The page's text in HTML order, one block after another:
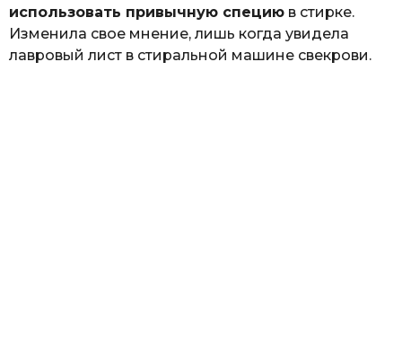
использовать привычную специю в стирке.
Изменила свое мнение, лишь когда увидела
лавровый лист в стиральной машине свекрови.